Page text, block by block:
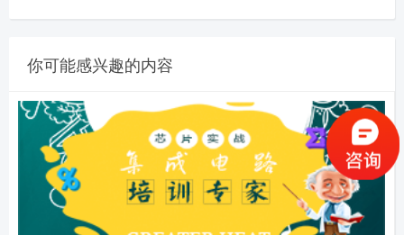
你可能感兴趣的内容